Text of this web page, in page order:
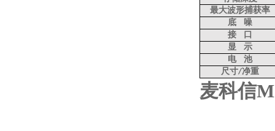
最大波形捕获率
底
噪
接
口
显
示
电
池
尺寸/净重
麦科信